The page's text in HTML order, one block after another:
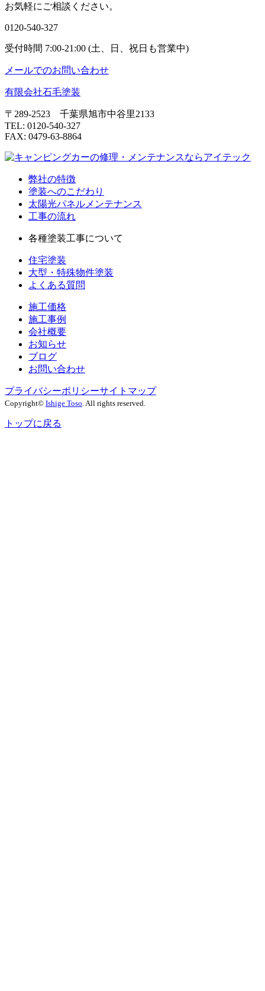
お気軽にご相談ください。
0120-540-327
受付時間 7:00-21:00 (土、日、祝日も営業中)
メールでのお問い合わせ
有限会社石毛塗装
〒289-2523 千葉県旭市中谷里2133
TEL: 0120-540-327
FAX: 0479-63-8864
弊社の特徴
塗装へのこだわり
太陽光パネルメンテナンス
工事の流れ
各種塗装工事について
住宅塗装
大型・特殊物件塗装
よくある質問
施工価格
施工事例
会社概要
お知らせ
ブログ
お問い合わせ
プライバシーポリシーサイトマップ
Copyright© Ishige Toso . All rights reserved.
トップに戻る